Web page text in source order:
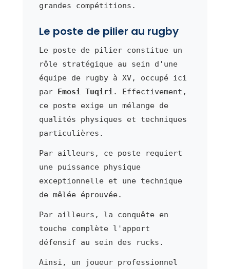
grandes compétitions.
Le poste de pilier au rugby
Le poste de pilier constitue un
rôle stratégique au sein d'une
équipe de rugby à XV, occupé ici
par Emosi Tuqiri. Effectivement,
ce poste exige un mélange de
qualités physiques et techniques
particulières.
Par ailleurs, ce poste requiert
une puissance physique
exceptionnelle et une technique
de mêlée éprouvée.
Par ailleurs, la conquête en
touche complète l'apport
défensif au sein des rucks.
Ainsi, un joueur professionnel